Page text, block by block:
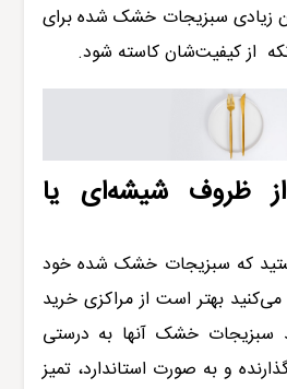
زیادی سبزیجات خشک شده برای
از کیفیت‌شان کاسته شود.
ازظروف شیشه‌ای یا
که سبزیجات خشک شده خود
بهتر است از مراکزی خرید
سبزیجات خشک آنها به درستی
و به صورت استاندارد، تمیز